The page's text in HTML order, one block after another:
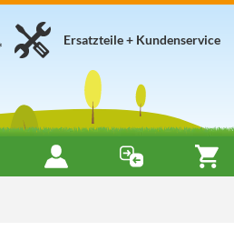
Ersatzteile + Kundenservice